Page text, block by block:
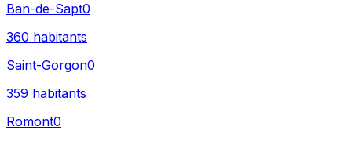
Ban-de-Sapt0
360 habitants
Saint-Gorgon0
359 habitants
Romont0